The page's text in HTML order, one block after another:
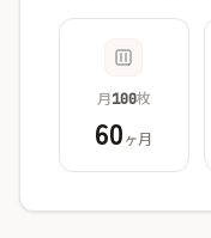
月100枚
60ヶ月